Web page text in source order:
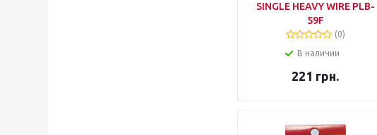
SINGLE HEAVY WIRE PLB-
59F
(0)
В наличии
221 грн.